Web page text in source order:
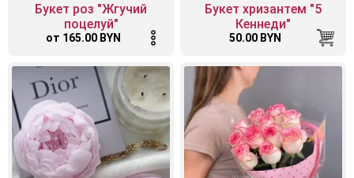
Букет роз "Жгучий
поцелуй"
от 165.00 BYN
Букет хризантем "5
Кеннеди"
50.00 BYN